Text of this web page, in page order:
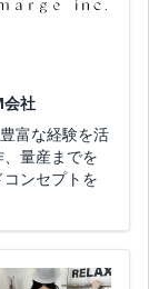
会社
富な経験を活
量産までを
ンセプトを